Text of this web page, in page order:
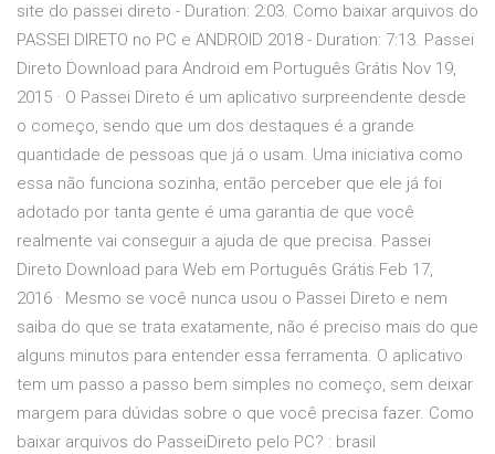
site do passei direto - Duration: 2:03. Como baixar arquivos do
PASSEI DIRETO no PC e ANDROID 2018 - Duration: 7:13. Passei
Direto Download para Android em Português Grátis Nov 19,
2015 · O Passei Direto é um aplicativo surpreendente desde
o começo, sendo que um dos destaques é a grande
quantidade de pessoas que já o usam. Uma iniciativa como
essa não funciona sozinha, então perceber que ele já foi
adotado por tanta gente é uma garantia de que você
realmente vai conseguir a ajuda de que precisa. Passei
Direto Download para Web em Português Grátis Feb 17,
2016 · Mesmo se você nunca usou o Passei Direto e nem
saiba do que se trata exatamente, não é preciso mais do que
alguns minutos para entender essa ferramenta. O aplicativo
tem um passo a passo bem simples no começo, sem deixar
margem para dúvidas sobre o que você precisa fazer. Como
baixar arquivos do PasseiDireto pelo PC? : brasil